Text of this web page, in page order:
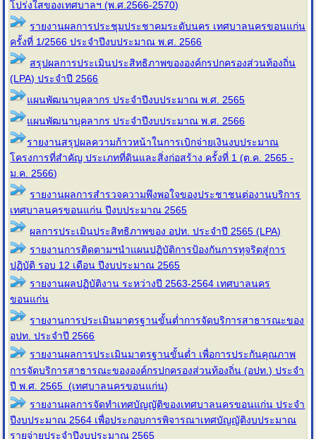
โปร่งใสของเทศบาลฯ (พ.ศ.2566-2570)
รายงานผลการประชุมประชาคมระดับนคร เทศบาลนครขอนแก่น
ครั้งที่ 1/2566 ประจำปีงบประมาณ พ.ศ. 2566
สรุปผลการประเมินประสิทธิภาพขององค์กรปกครองส่วนท้องถิ่น
(LPA) ประจำปี 2566
แผนพัฒนาบุคลากร ประจำปีงบประมาณ พ.ศ. 2565
แผนพัฒนาบุคลากร ประจำปีงบประมาณ พ.ศ. 2566
รายงานสรุปผลความก้าวหน้าในการเบิกจ่ายเงินงบประมาณ
โครงการที่สำคัญ ประเภทที่ดินและสิ่งก่อสร้าง ครั้งที่ 1 (ต.ค. 2565 -
ม.ค. 2566)
รายงานผลการสำรวจความพึงพอใจของประชาชนต่องานบริการ
เทศบาลนครขอนแก่น ปีงบประมาณ 2565
ผลการประเมินประสิทธิภาพของ อปท. ประจำปี 2565 (LPA)
รายงานการติดตามฯนำแผนปฏิบัติการป้องกันการทุจริตสู่การ
ปฏิบัติ รอบ 12 เดือน ปีงบประมาณ 2565
รายงานผลปฏิบัติงาน ระหว่างปี 2563-2564 เทศบาลนคร
ขอนแก่น
รายงานการประเมินมาตรฐานขั้นต่ำการจัดบริการสาธารณะของ
อปท. ประจำปี 2566
รายงานผลการประเมินมาตรฐานขั้นต่ำ เพื่อการประกันคุณภาพ
การจัดบริการสาธารณะขององค์กรปกครองส่วนท้องถิ่น (อปท.) ประจำ
ปี พ.ศ. 2565 (เทศบาลนครขอนแก่น)
รายงานผลการจัดทำเทศบัญญัติของเทศบาลนครขอนแก่น ประจำ
ปีงบประมาณ 2564 เพื่อประกอบการพิจารณาเทศบัญญัติงบประมาณ
รายจ่ายประจำปีงบประมาณ 2565